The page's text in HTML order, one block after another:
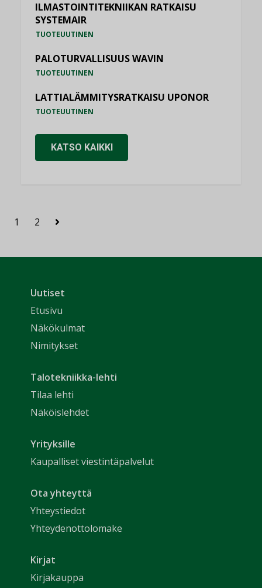
ILMASTOINTITEKNIIKAN RATKAISU
SYSTEMAIR
TUOTEUUTINEN
PALOTURVALLISUUS WAVIN
TUOTEUUTINEN
LATTIALÄMMITYSRATKAISU UPONOR
TUOTEUUTINEN
KATSO KAIKKI
1 2
Uutiset
Etusivu
Näkökulmat
Nimitykset
Talotekniikka-lehti
Tilaa lehti
Näköislehdet
Yrityksille
Kaupalliset viestintäpalvelut
Ota yhteyttä
Yhteystiedot
Yhteydenottolomake
Kirjat
Kirjakauppa